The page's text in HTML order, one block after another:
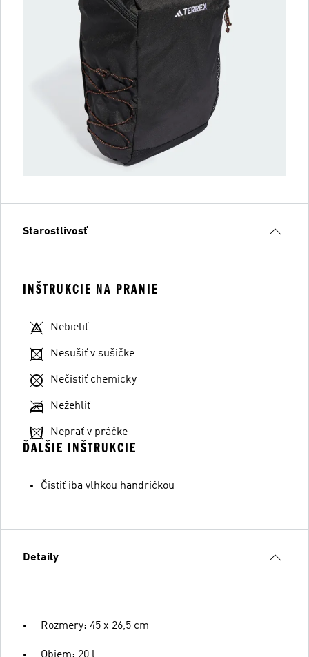
Starostlivosť
INŠTRUKCIE NA PRANIE
Nebieliť
Nesušiť v sušičke
Nečistiť chemicky
Nežehliť
Neprať v práčke
ĎALŠIE INŠTRUKCIE
Čistiť iba vlhkou handričkou
Detaily
Rozmery: 45 x 26,5 cm